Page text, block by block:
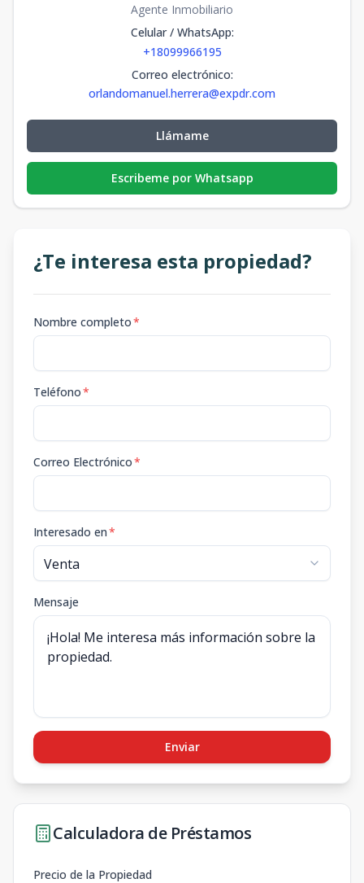
Agente Inmobiliario
Celular / WhatsApp:
+18099966195
Correo electrónico:
orlandomanuel.herrera@expdr.com
Llámame
Escribeme por Whatsapp
¿Te interesa esta propiedad?
Nombre completo*
Teléfono*
Correo Electrónico*
Interesado en*
Mensaje
Enviar
Calculadora de Préstamos
Precio de la Propiedad